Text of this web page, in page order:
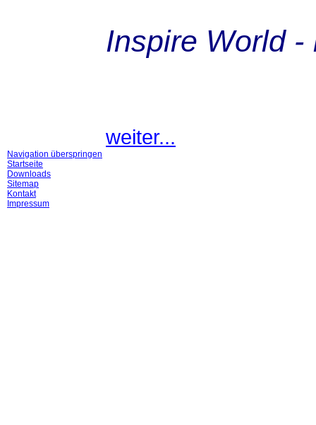
Inspire World -
weiter...
Navigation überspringen
Startseite
Downloads
Sitemap
Kontakt
Impressum